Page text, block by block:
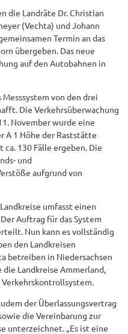
die Landräte Dr. Christian
(Vechta) und Johann
Termin an das
übergeben. Das neue
auf den Autobahnen in
von den drei
Die Verkehrsüberwachung
November wurde eine
A 1 Höhe der Raststätte
130 Fälle ergeben. Die
und
aufgrund von
umfasst einen
Auftrag für das System
Nun kann es vollständig
den Landkreisen
betreiben in Niedersachsen
Landkreise Ammerland,
der Überlassungsvertrag
die Vereinbarung zur
unterzeichnet. „Es ist eine